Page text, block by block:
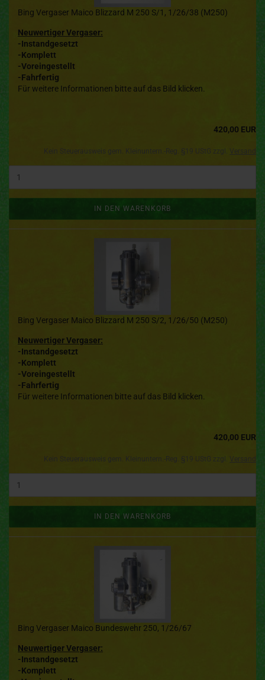
Bing Vergaser Maico Blizzard M 250 S/1, 1/26/38 (M250)
Neuwertiger Vergaser:
-Instandgesetzt
-Komplett
-Voreingestellt
-Fahrfertig
Für weitere Informationen bitte auf das Bild klicken.
420,00 EUR
IN DEN WARENKORB
Bing Vergaser Maico Blizzard M 250 S/2, 1/26/50 (M250)
Neuwertiger Vergaser:
-Instandgesetzt
-Komplett
-Voreingestellt
-Fahrfertig
Für weitere Informationen bitte auf das Bild klicken.
420,00 EUR
IN DEN WARENKORB
Bing Vergaser Maico Bundeswehr 250, 1/26/67
Neuwertiger Vergaser:
-Instandgesetzt
-Komplett